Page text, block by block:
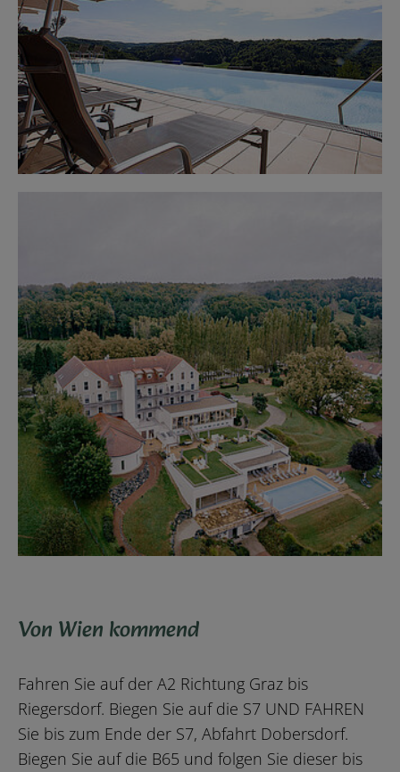
Von Wien kommend
Fahren Sie auf der A2 Richtung Graz bis
Riegersdorf. Biegen Sie auf die S7 UND FAHREN
Sie bis zum Ende der S7, Abfahrt Dobersdorf.
Biegen Sie auf die B65 und folgen Sie dieser bis